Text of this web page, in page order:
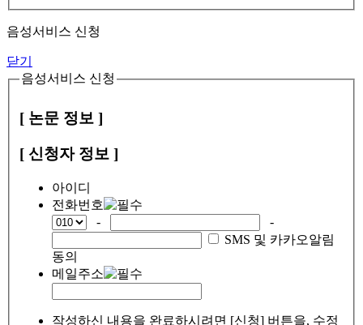
음성서비스 신청
닫기
음성서비스 신청
[ 논문 정보 ]
[ 신청자 정보 ]
아이디
전화번호
-
-
SMS 및 카카오알림
동의
메일주소
작성하신 내용을 완료하시려면 [신청] 버튼을, 수정